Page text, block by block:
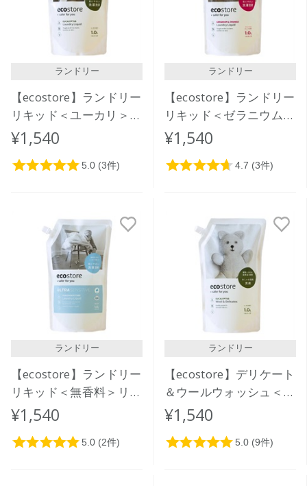
ランドリー
【ecostore】ランドリー
リキッド＜ユーカリ＞リ
フィルパック1L
¥1,540
ランドリー
【ecostore】ランドリー
リキッド＜ゼラニウム＆
オレンジ＞リフィルパッ
ク1L
¥1,540
ランドリー
【ecostore】ランドリー
リキッド＜無香料＞リフ
ィルパック1L
¥1,540
ランドリー
【ecostore】デリケート
＆ウールウォッシュ＜お
しゃれ着用＞リフィルパ
ック1L
¥1,540